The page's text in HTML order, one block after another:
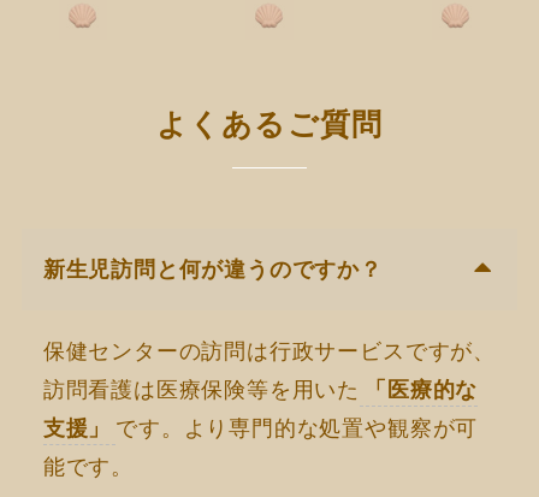
よくあるご質問
新生児訪問と何が違うのですか？
保健センターの訪問は行政サービスですが、
訪問看護は医療保険等を用いた
「医療的な
支援」
です。より専門的な処置や観察が可
能です。